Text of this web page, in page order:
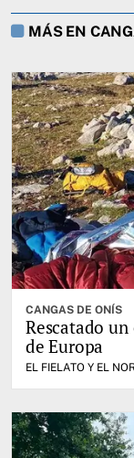
MÁS EN
CANGAS DE ONÍS
Rescatado
de Europa
EL FIELATO Y EL